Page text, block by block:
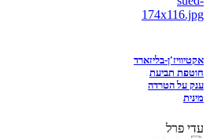
אקטיוויז'ן-בליזארד
חוטפת תביעת
ענק על הטרדה
מינית
עדי פרל